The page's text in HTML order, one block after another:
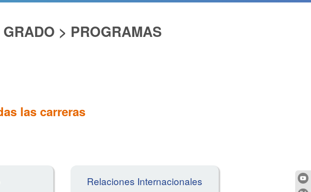
> PROGRAMAS
las carreras
Relaciones Internacionales